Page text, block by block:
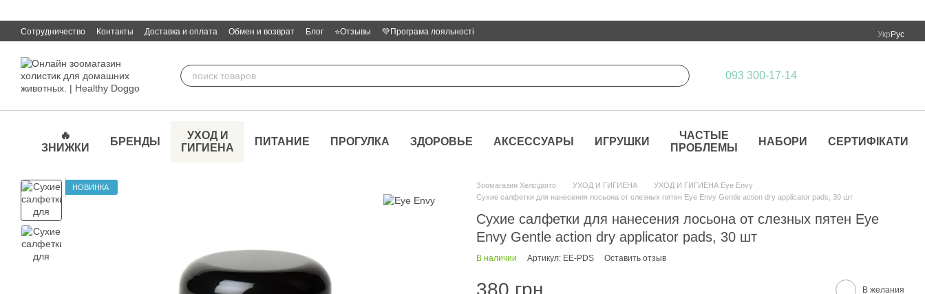
Сотрудничество Контакты Доставка и оплата Обмен и возврат Блог ⭐Отзывы 💚Програма лояльності Укр Рус
093 300-17-14
🔥
ЗНИЖКИ
БРЕНДЫ
УХОД И
ГИГИЕНА
ПИТАНИЕ ПРОГУЛКА ЗДОРОВЬЕ АКСЕССУАРЫ ИГРУШКИ
ЧАСТЫЕ
ПРОБЛЕМЫ
НАБОРИ СЕРТИФІКАТИ
НОВИНКА Зоомагазин Хелсідогго УХОД И ГИГИЕНА
УХОД И ГИГИЕНА Eye Envy
Сухие салфетки для нанесения лосьона от слезных пятен Eye Envy Gentle action dry applicator pads, 30 шт
Сухие салфетки для нанесения лосьона от слезных пятен Eye
Envy Gentle action dry applicator pads, 30 шт
В наличии Артикул: EE-PDS Оставить отзыв
380 грн В желания